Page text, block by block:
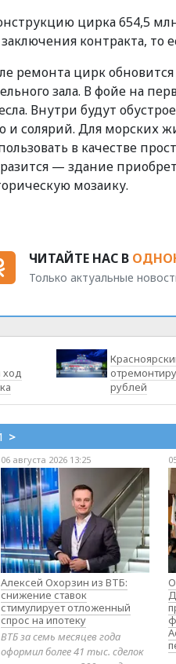
цирка 654,5
контракта, то
ремонта цирк
зала. В фойе на
Внутри будут
и солярий. Для
в качестве
— здание
мозаику.
ЧИТАЙТЕ НАС В
Только актуальные
ход
рублей
>
06 августа 2026 13:25
Алексей Охорзин из ВТБ:
снижение ставок
стимулирует отложенный
спрос на ипотеку
ВТБ за семь месяцев года
оформил более 41 тыс. сделок